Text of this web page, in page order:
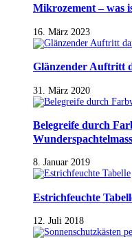
Mikrozement – was
16. März 2023
Glänzender Auftritt
31. März 2020
Belegreife durch
8. Januar 2019
Estrichfeuchte
12. Juli 2018